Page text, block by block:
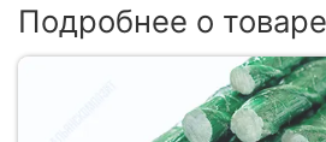
Подробнее о товаре